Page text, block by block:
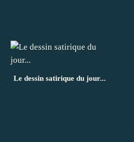
Le dessin satirique du jour...